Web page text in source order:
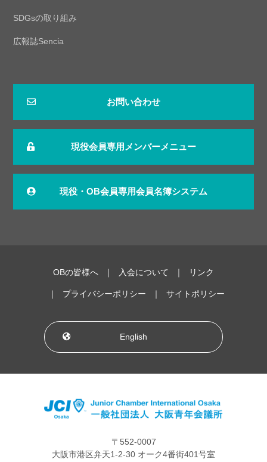
SDGsの取り組み
広報誌Sencia
お問い合わせ
現役会員専用メンバーメニュー
現役・OB会員専用会員名簿システム
OBの皆様へ 入会について リンク
プライバシーポリシー サイトポリシー
English
〒552-0007
大阪市港区弁天1-2-30 オーク4番街401号室